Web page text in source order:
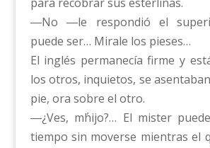
―No ―le respondió el
puede ser… Mirale los pieses…
El inglés permanecía firme y
los otros, inquietos, se
pie, ora sobre el otro.
―¿Ves, m΄hijo?… El mister
tiempo sin moverse mientras el